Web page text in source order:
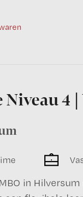
4
in